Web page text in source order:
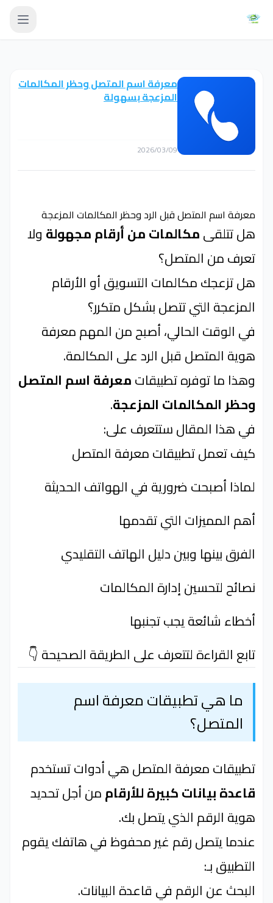
معرفة اسم المتصل وحظر المكالمات
المزعجة بسهولة
2026/03/09
معرفة اسم المتصل قبل الرد وحظر المكالمات المزعجة
هل تتلقىمكالمات من أرقام مجهولة ولا
تعرف من المتصل؟
هل تزعجك مكالمات التسويق أو الأرقام
المزعجة التي تتصل بشكل متكرر؟
في الوقت الحالي، أصبح من المهم معرفة
هوية المتصل قبل الرد على المكالمة.
وهذا ما توفره تطبيقاتمعرفة اسم المتصل
وحظر المكالمات المزعجة.
في هذا المقال ستتعرف على:
كيف تعمل تطبيقات معرفة المتصل
لماذا أصبحت ضرورية في الهواتف الحديثة
أهم المميزات التي تقدمها
الفرق بينها وبين دليل الهاتف التقليدي
نصائح لتحسين إدارة المكالمات
أخطاء شائعة يجب تجنبها
تابع القراءة لتتعرف على الطريقة الصحيحة 👇
ما هي تطبيقات معرفة اسم
المتصل؟
تطبيقات معرفة المتصل هي أدوات تستخدم
قاعدة بيانات كبيرة للأرقاممن أجل تحديد
هوية الرقم الذي يتصل بك.
عندما يتصل رقم غير محفوظ في هاتفك يقوم
التطبيق بـ:
البحث عن الرقم في قاعدة البيانات.